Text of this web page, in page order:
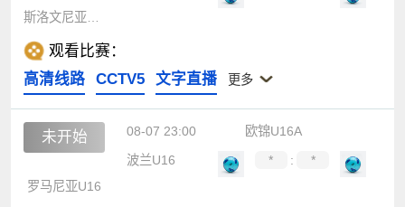
观看比赛：
高清线路
CCTV5 文字直播 更多
未开始 08-07 23:00
欧锦U16A
波兰U16
* :
*
罗马尼亚U16